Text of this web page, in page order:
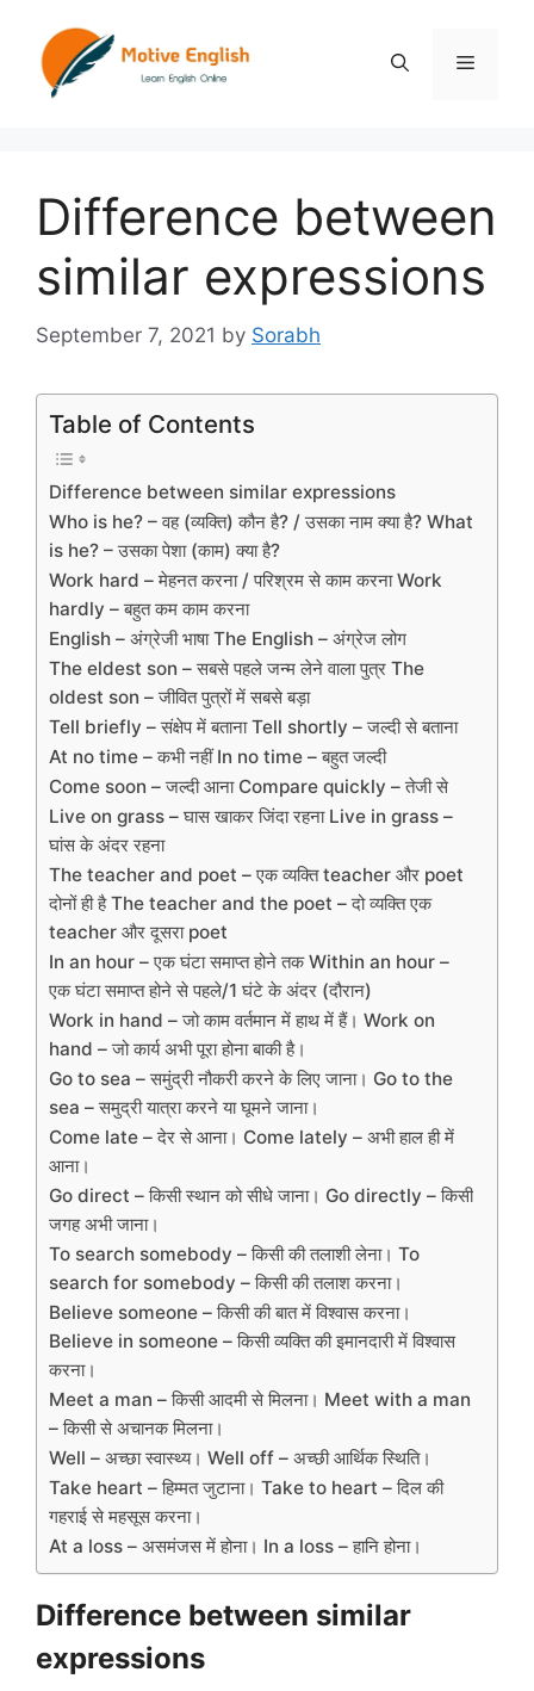
content
Menu
Difference between
similar expressions
September 7, 2021 by Sorabh
Table of Contents
Difference between similar expressions
Who is he? – वह (व्यक्ति) कौन है? / उसका नाम क्या है? What
is he? – उसका पेशा (काम) क्या है?
Work hard – मेहनत करना / परिश्रम से काम करना Work
hardly – बहुत कम काम करना
English – अंग्रेजी भाषा The English – अंग्रेज लोग
The eldest son – सबसे पहले जन्म लेने वाला पुत्र The
oldest son – जीवित पुत्रों में सबसे बड़ा
Tell briefly – संक्षेप में बताना Tell shortly – जल्दी से बताना
At no time – कभी नहीं In no time – बहुत जल्दी
Come soon – जल्दी आना Compare quickly – तेजी से
Live on grass – घास खाकर जिंदा रहना Live in grass –
घांस के अंदर रहना
The teacher and poet – एक व्यक्ति teacher और poet
दोनों ही है The teacher and the poet – दो व्यक्ति एक
teacher और दूसरा poet
In an hour – एक घंटा समाप्त होने तक Within an hour –
एक घंटा समाप्त होने से पहले/1 घंटे के अंदर (दौरान)
Work in hand – जो काम वर्तमान में हाथ में हैं। Work on
hand – जो कार्य अभी पूरा होना बाकी है।
Go to sea – समुंद्री नौकरी करने के लिए जाना। Go to the
sea – समुद्री यात्रा करने या घूमने जाना।
Come late – देर से आना। Come lately – अभी हाल ही में
आना।
Go direct – किसी स्थान को सीधे जाना। Go directly – किसी
जगह अभी जाना।
To search somebody – किसी की तलाशी लेना। To
search for somebody – किसी की तलाश करना।
Believe someone – किसी की बात में विश्वास करना।
Believe in someone – किसी व्यक्ति की इमानदारी में विश्वास
करना।
Meet a man – किसी आदमी से मिलना। Meet with a man
– किसी से अचानक मिलना।
Well – अच्छा स्वास्थ्य। Well off – अच्छी आर्थिक स्थिति।
Take heart – हिम्मत जुटाना। Take to heart – दिल की
गहराई से महसूस करना।
At a loss – असमंजस में होना। In a loss – हानि होना।
Difference between similar
expressions